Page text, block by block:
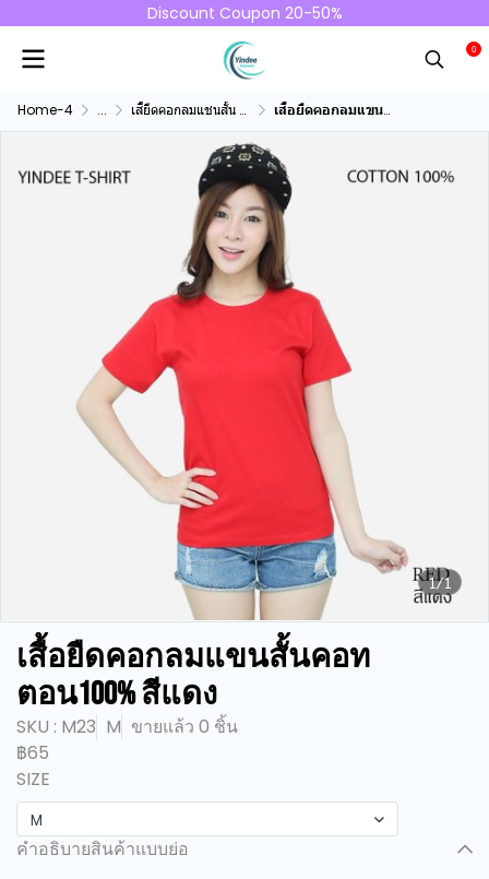
Discount Coupon 20-50%
0
Home-4 ... เสื้ยืดคอกลมแชนสั้น คอทตอน100% เสื้อยืดคอกลมแขนสั้นคอทตอน100% สีแดง
1/1
เสื้อยืดคอกลมแขนสั้นคอท
ตอน100% สีแดง
SKU : M23 M ขายแล้ว 0 ชิ้น
฿65
SIZE
M
คำอธิบายสินค้าแบบย่อ